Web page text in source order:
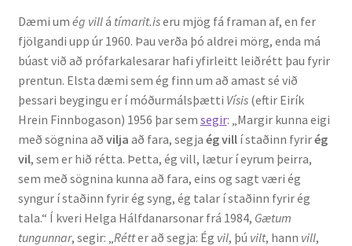
Dæmi um ég villá tímarit.iseru mjög fá framan af, en fer
fjölgandi upp úr 1960. Þau verða þó aldrei mörg, enda má
búast við að prófarkalesarar hafi yfirleitt leiðrétt þau fyrir
prentun. Elsta dæmi sem ég finn um að amast sé við
þessari beygingu er í móðurmálsþætti Vísis(eftir Eirík
Hrein Finnbogason) 1956 þar sem segir: „Margir kunna eigi
með sögnina að vilja að fara, segja ég villí staðinn fyrirég
vil, sem er hið rétta. Þetta, ég vill, lætur í eyrum þeirra,
sem með sögnina kunna að fara, eins og sagt væri ég
syngur í staðinn fyrir ég syng, ég talar í staðinn fyrir ég
tala.“ Í kveri Helga Hálfdanarsonar frá 1984, Gætum
tungunnar, segir: „ Rétter að segja: Ég vil, þú vilt, hann vill,